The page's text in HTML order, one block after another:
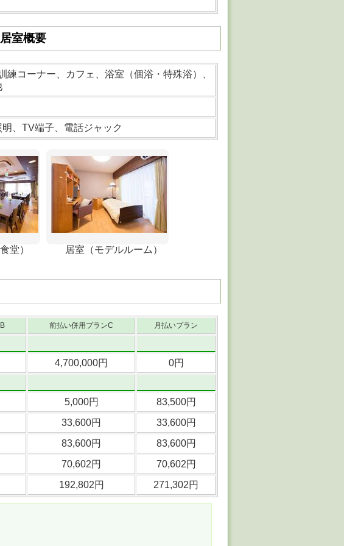
室概要
コーナー、カフェ、浴室（個浴・特殊浴）、
、TV端子、電話ジャック
堂） 居室（モデルルーム）
前払い併用プランC 月払いプラン
4,700,000円 0円
5,000円 83,500円
33,600円 33,600円
83,600円 83,600円
70,602円 70,602円
192,802円 271,302円